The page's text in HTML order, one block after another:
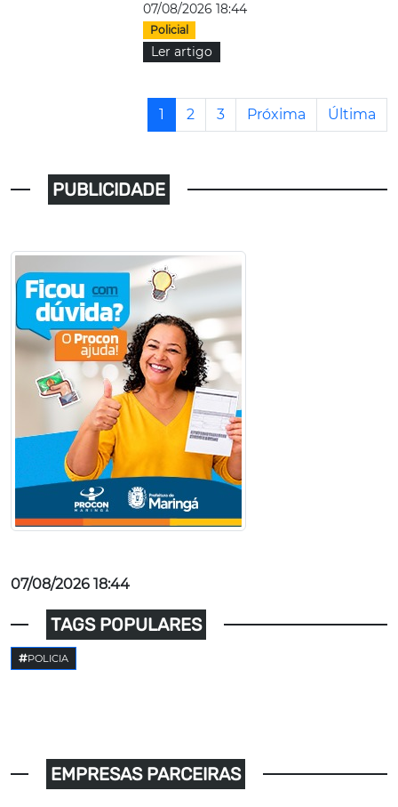
07/08/2026 18:44
Policial
Ler artigo
1 2 3 Próxima Última
PUBLICIDADE
07/08/2026 18:44
TAGS POPULARES
POLICIA
EMPRESAS PARCEIRAS